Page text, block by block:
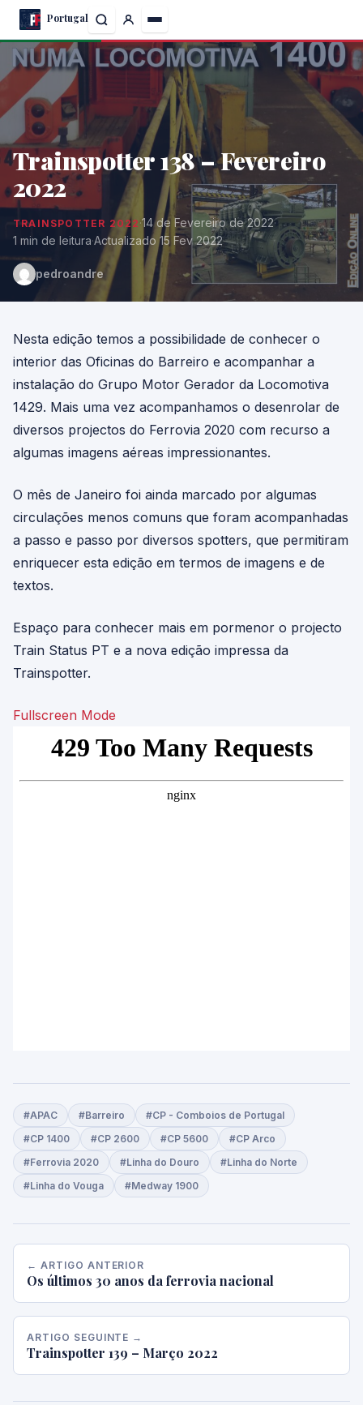
Skip
the
content
Portugal
Trainspotter 138 – Fevereiro
2022
TRAINSPOTTER 2022 ·14 de Fevereiro de 2022·
1 min de leitura·Actualizado 15 Fev 2022
pedroandre
Nesta edição temos a possibilidade de conhecer o
interior das Oficinas do Barreiro e acompanhar a
instalação do Grupo Motor Gerador da Locomotiva
1429. Mais uma vez acompanhamos o desenrolar de
diversos projectos do Ferrovia 2020 com recurso a
algumas imagens aéreas impressionantes.
O mês de Janeiro foi ainda marcado por algumas
circulações menos comuns que foram acompanhadas
a passo e passo por diversos spotters, que permitiram
enriquecer esta edição em termos de imagens e de
textos.
Espaço para conhecer mais em pormenor o projecto
Train Status PT e a nova edição impressa da
Trainspotter.
Fullscreen Mode
#APAC #Barreiro
#CP - Comboios de Portugal
#CP 1400
#CP 2600 #CP 5600
#CP Arco
#Ferrovia 2020
#Linha do Douro
#Linha do Norte
#Linha do Vouga
#Medway 1900
← ARTIGO ANTERIOR
Os últimos 30 anos da ferrovia nacional
ARTIGO SEGUINTE →
Trainspotter 139 – Março 2022